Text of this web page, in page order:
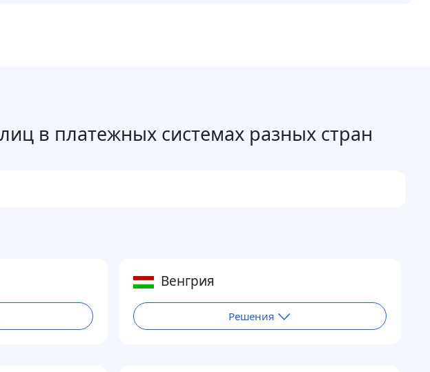
в платежных системах разных стран
Венгрия
Решения